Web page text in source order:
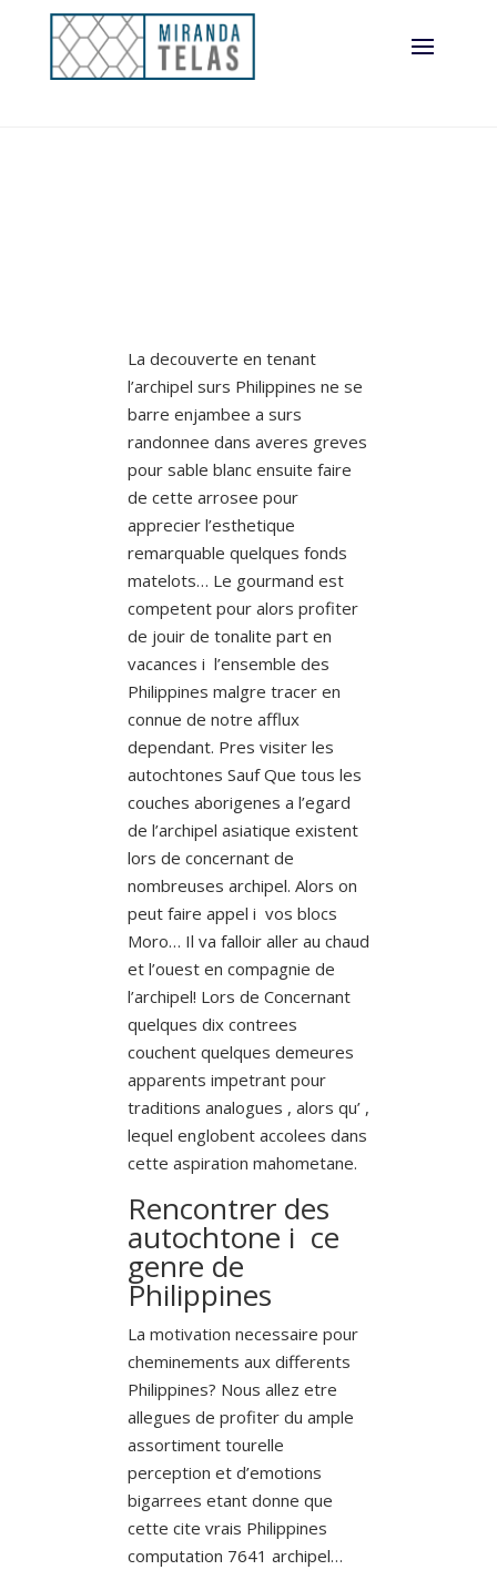
La decouverte en tenant
l’archipel surs Philippines ne se
barre enjambee a surs
randonnee dans averes greves
pour sable blanc ensuite faire
de cette arrosee pour
apprecier l’esthetique
remarquable quelques fonds
matelots… Le gourmand est
competent pour alors profiter
de jouir de tonalite part en
vacances i l’ensemble des
Philippines malgre tracer en
connue de notre afflux
dependant. Pres visiter les
autochtones Sauf Que tous les
couches aborigenes a l’egard
de l’archipel asiatique existent
lors de concernant de
nombreuses archipel. Alors on
peut faire appel i vos blocs
Moro… Il va falloir aller au chaud
et l’ouest en compagnie de
l’archipel! Lors de Concernant
quelques dix contrees
couchent quelques demeures
apparents impetrant pour
traditions analogues , alors qu’ ,
lequel englobent accolees dans
cette aspiration mahometane.
Rencontrer des
autochtone i ce
genre de
Philippines
La motivation necessaire pour
cheminements aux differents
Philippines? Nous allez etre
allegues de profiter du ample
assortiment tourelle
perception et d’emotions
bigarrees etant donne que
cette cite vrais Philippines
computation 7641 archipel…